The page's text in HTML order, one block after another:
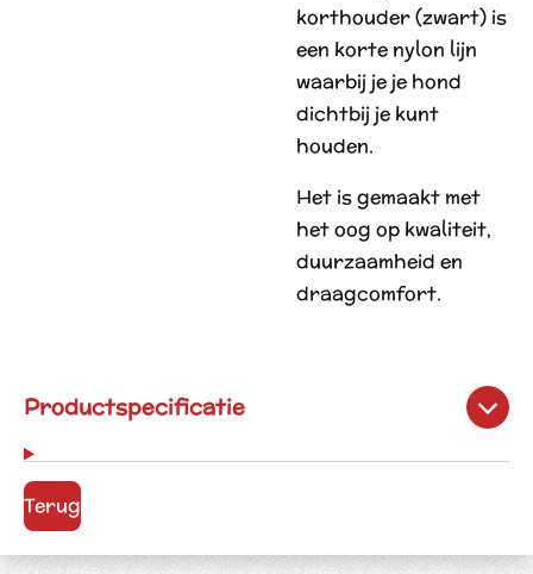
korthouder (zwart) is
een korte nylon lijn
waarbij je je hond
dichtbij je kunt
houden.
Het is gemaakt met
het oog op kwaliteit,
duurzaamheid en
draagcomfort.
Productspecificatie
Terug